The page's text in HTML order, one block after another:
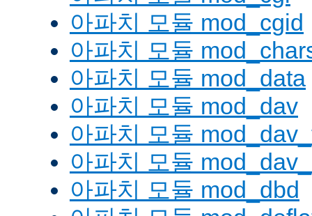
아파치 모듈 mod_cgid
아파치 모듈
아파치 모듈 mod_data
아파치 모듈 mod_dav
아파치 모듈
아파치 모듈
아파치 모듈 mod_dbd